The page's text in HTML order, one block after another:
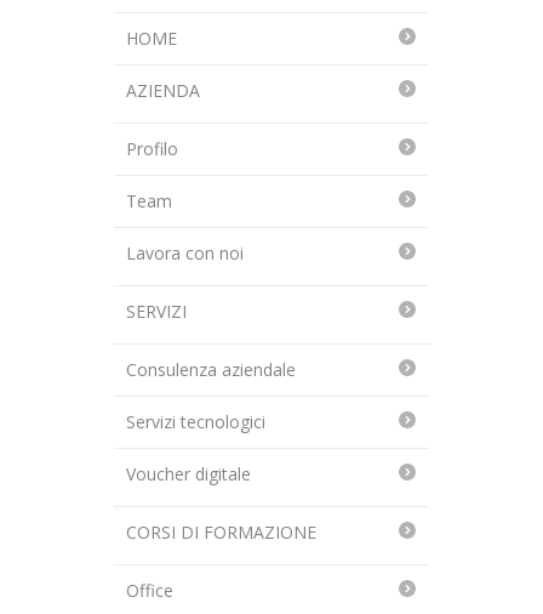
HOME
AZIENDA
Profilo
Team
Lavora con noi
SERVIZI
Consulenza aziendale
Servizi tecnologici
Voucher digitale
CORSI DI FORMAZIONE
Office